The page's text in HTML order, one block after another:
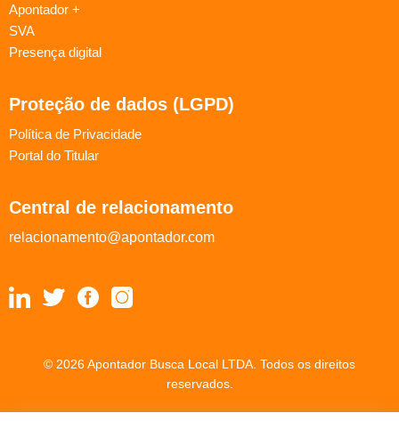
Apontador +
SVA
Presença digital
Proteção de dados (LGPD)
Política de Privacidade
Portal do Titular
Central de relacionamento
relacionamento@apontador.com
© 2026 Apontador Busca Local LTDA. Todos os direitos
reservados.